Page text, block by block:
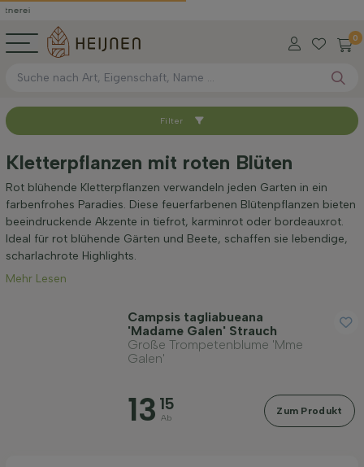
0
Sortieren nach
Verfügbar
Höhe bei Lieferung (cm)
Anwendung
Filter
Kletterpflanzen mit roten Blüten
Rot blühende Kletterpflanzen verwandeln jeden Garten in ein
farbenfrohes Paradies. Diese feuerfarbenen Blütenpflanzen bieten
beeindruckende Akzente in tiefrot, karminrot oder bordeauxrot.
Ideal für rot blühende Gärten und Beete, schaffen sie lebendige,
scharlachrote Highlights.
Mehr Lesen
Campsis tagliabueana
'Madame Galen' Strauch
Große Trompetenblume 'Mme
Galen'
13 15
Ab
Zum Produkt